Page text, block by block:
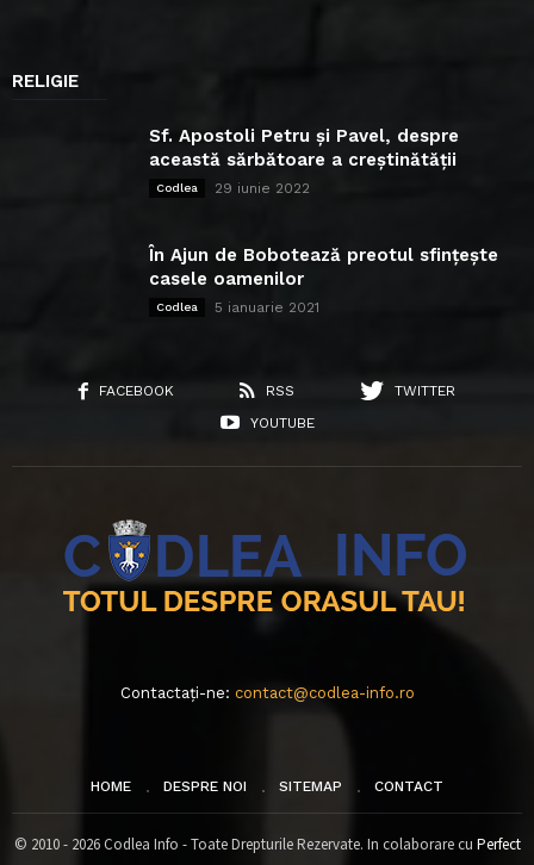
RELIGIE
Sf. Apostoli Petru și Pavel, despre
această sărbătoare a creștinătății
Codlea 29 iunie 2022
În Ajun de Bobotează preotul sfințește
casele oamenilor
Codlea 5 ianuarie 2021
FACEBOOK RSS
TWITTER
YOUTUBE
Contactați-ne: contact@codlea-info.ro
HOME DESPRE NOI SITEMAP CONTACT
© 2010 - 2026 Codlea Info - Toate Drepturile Rezervate. In colaborare cu Perfect